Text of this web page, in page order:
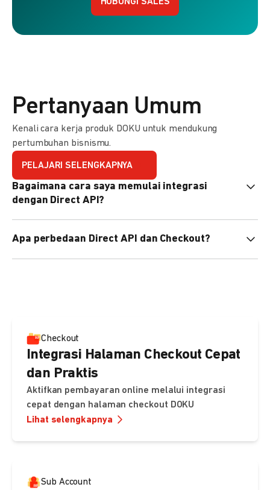
HUBUNGI SALES
Pertanyaan Umum
Kenali cara kerja produk DOKU untuk mendukung
pertumbuhan bisnismu.
PELAJARI SELENGKAPNYA
Bagaimana cara saya memulai integrasi
dengan Direct API?
pemrograman untuk membantu integrasi Anda. Pelajari
Apa perbedaan Direct API dan Checkout?
Checkout
Integrasi Halaman Checkout Cepat
dan Praktis
Aktifkan pembayaran online melalui integrasi
cepat dengan halaman checkout DOKU
Lihat selengkapnya
Sub Account